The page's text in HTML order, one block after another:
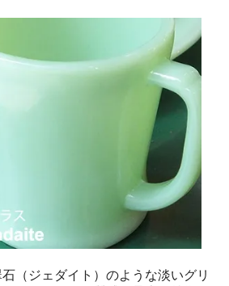
（ジェダイト）のような淡いグリ